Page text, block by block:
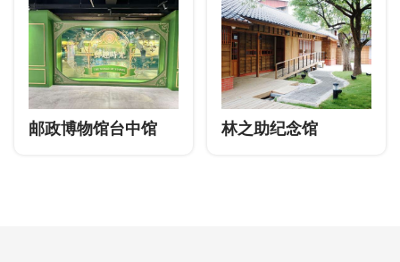
邮政博物馆台中馆 林之助纪念馆